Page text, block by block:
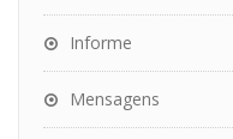
Informe
Mensagens